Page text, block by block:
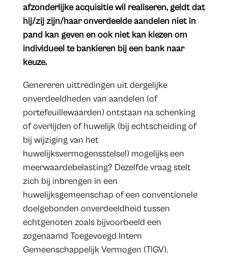
afzonderlijke acquisitie wil realiseren, geldt dat
hij/zij zijn/haar onverdeelde aandelen niet in
pand kan geven en ook niet kan kiezen om
individueel te bankieren bij een bank naar
keuze.
Genereren uittredingen uit dergelijke
onverdeeldheden van aandelen (of
portefeuillewaarden) ontstaan na schenking
of overlijden of huwelijk (bij echtscheiding of
bij wijziging van het
huwelijksvermogensstelsel) mogelijks een
meerwaardebelasting? Dezelfde vraag stelt
zich bij inbrengen in een
huwelijksgemeenschap of een conventionele
doelgebonden onverdeeldheid tussen
echtgenoten zoals bijvoorbeeld een
zogenaamd Toegevoegd Intern
Gemeenschappelijk Vermogen (TIGV).